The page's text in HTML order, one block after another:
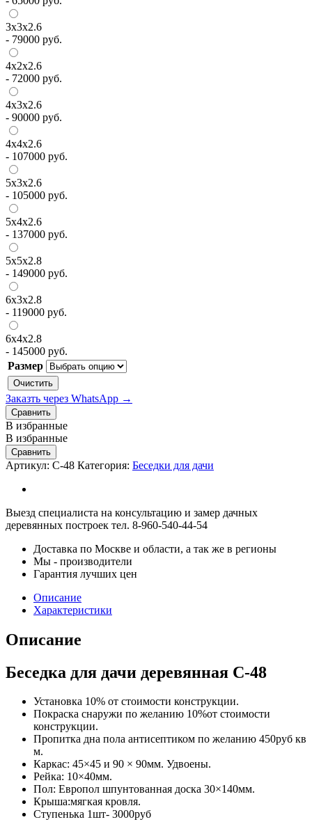
3х3х2.6
- 79000 руб.
4х2х2.6
- 72000 руб.
4х3х2.6
- 90000 руб.
4х4х2.6
- 107000 руб.
5х3х2.6
- 105000 руб.
5х4х2.6
- 137000 руб.
5х5х2.8
- 149000 руб.
6х3х2.8
- 119000 руб.
6х4х2.8
- 145000 руб.
Размер
Очистить
Заказть через WhatsApp →
Сравнить
В избранные
В избранные
Сравнить
Артикул: С-48 Категория: Беседки для дачи
Выезд специалиста на консультацию и замер дачных
деревянных построек тел. 8-960-540-44-54
Доставка по Москве и области, а так же в регионы
Мы - производители
Гарантия лучших цен
Описание
Характеристики
Описание
Беседка для дачи деревянная С-48
Установка 10% от стоимости конструкции.
Покраска снаружи по желанию 10%от стоимости
конструкции.
Пропитка дна пола антисептиком по желанию 450руб кв
м.
Каркас: 45×45 и 90 × 90мм. Удвоены.
Рейка: 10×40мм.
Пол: Европол шпунтованная доска 30×140мм.
Крыша:мягкая кровля.
Ступенька 1шт- 3000руб